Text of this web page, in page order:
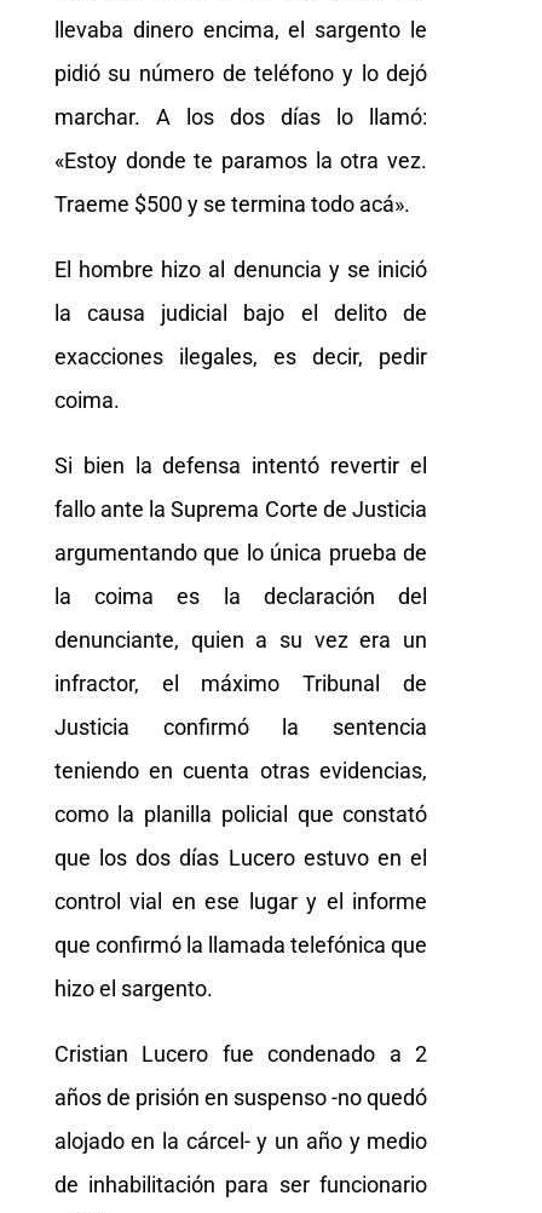
llevaba dinero encima, el sargento le
pidió su número de teléfono y lo dejó
marchar. A los dos días lo llamó:
«Estoy donde te paramos la otra vez.
Traeme $500 y se termina todo acá».
El hombre hizo al denuncia y se inició
la causa judicial bajo el delito de
exacciones ilegales, es decir, pedir
coima.
Si bien la defensa intentó revertir el
fallo ante la Suprema Corte de Justicia
argumentando que lo única prueba de
la coima es la declaración del
denunciante, quien a su vez era un
infractor, el máximo Tribunal de
Justicia confirmó la sentencia
teniendo en cuenta otras evidencias,
como la planilla policial que constató
que los dos días Lucero estuvo en el
control vial en ese lugar y el informe
que confirmó la llamada telefónica que
hizo el sargento.
Cristian Lucero fue condenado a 2
años de prisión en suspenso -no quedó
alojado en la cárcel- y un año y medio
de inhabilitación para ser funcionario